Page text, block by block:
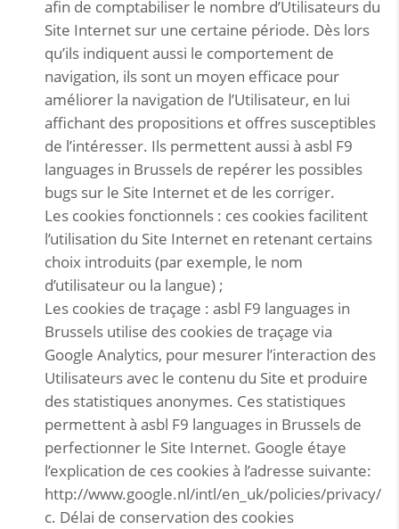
afin de comptabiliser le nombre d’Utilisateurs du
Site Internet sur une certaine période. Dès lors
qu’ils indiquent aussi le comportement de
navigation, ils sont un moyen efficace pour
améliorer la navigation de l’Utilisateur, en lui
affichant des propositions et offres susceptibles
de l’intéresser. Ils permettent aussi à asbl F9
languages in Brussels de repérer les possibles
bugs sur le Site Internet et de les corriger.
Les cookies fonctionnels : ces cookies facilitent
l’utilisation du Site Internet en retenant certains
choix introduits (par exemple, le nom
d’utilisateur ou la langue) ;
Les cookies de traçage : asbl F9 languages in
Brussels utilise des cookies de traçage via
Google Analytics, pour mesurer l’interaction des
Utilisateurs avec le contenu du Site et produire
des statistiques anonymes. Ces statistiques
permettent à asbl F9 languages in Brussels de
perfectionner le Site Internet. Google étaye
l’explication de ces cookies à l’adresse suivante:
http://www.google.nl/intl/en_uk/policies/privacy/
c. Délai de conservation des cookies